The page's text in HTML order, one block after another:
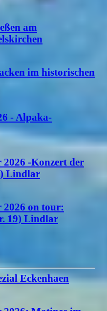
am
im historischen
- Alpaka-
-Konzert der
Lindlar
on tour:
19) Lindlar
Eckenhaen